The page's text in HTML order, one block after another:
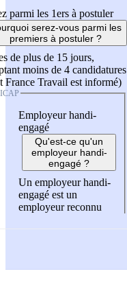
parmi les 1ers à postuler
serez-vous parmi les
premiers à postuler ?
de plus de 15 jours,
moins de 4 candidatures
France Travail est informé)
Employeur handi-
engagé
Qu'est-ce qu'un
employeur handi-
engagé ?
Un employeur handi-
engagé est un
employeur reconnu